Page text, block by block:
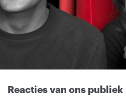
Reacties van ons publiek